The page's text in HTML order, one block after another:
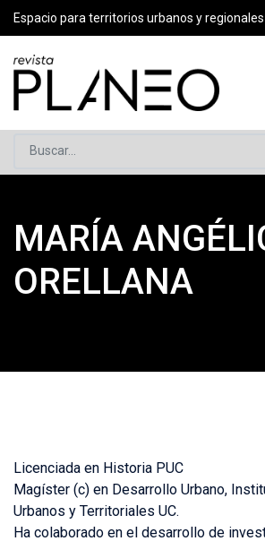
Espacio para territorios urbanos y regionales
Buscar...
Portada »Planeo Hoy »
MARÍA
ORELLANA
Licenciada en Historia PUC
Magíster (c) en Desarrollo Urbano,
Urbanos y Territoriales UC.
Ha colaborado en el desarrollo de